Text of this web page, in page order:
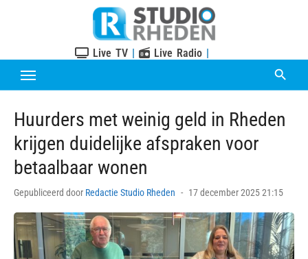
Live TV | Live Radio |
Huurders met weinig geld in Rheden
krijgen duidelijke afspraken voor
betaalbaar wonen
Gepubliceerd door Redactie Studio Rheden
Posted
17 december 2025 21:15